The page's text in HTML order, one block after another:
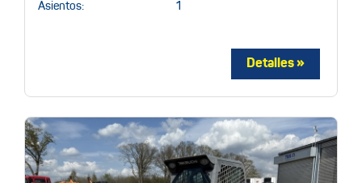
Asientos: 1